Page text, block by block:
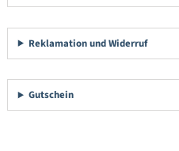
Reklamation und Widerruf
Gutschein